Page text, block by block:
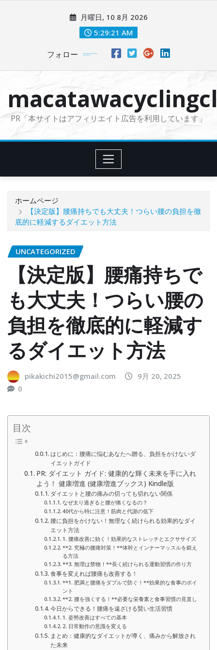
に
月曜日, 10 8月 2026
5:29:23 AM
フォロー
PR「本サイトはアフィリエイト広告を利用しています」
ホームページ
【決定版】腰痛持ちでも大丈夫！つらい腰の負担を徹
底的に軽減するダイエット方法
UNCATEGORIZED
【決定版】腰痛持ちで
も大丈夫！つらい腰の
負担を徹底的に軽減す
るダイエット方法
pikakichi2015@gmail.com
9月 20, 2025
0
目次
はじめに：腰痛に悩むあなたへ贈る、負担をかけないダ
イエットガイド
PR: ダイエット ガイド: 健康的な輝く未来を手に入れ
よう！ 健康増進 (健康増進ブックス) Kindle版
ダイエットと腰の痛みの切っても切れない関係
なぜ太り過ぎると腰が痛くなるの？
40代から特に注意！筋肉と代謝の低下
腰に負担をかけない！無理なく続けられる効果的なダイ
エット方法
1. 腰痛改善に効く！効果的なストレッチとエクササイズ
**2. 究極の腰痛対策！**体幹とインナーマッスルを鍛え
る方法
**3. 無理は禁物！**長く続けられる運動習慣の作り方
食事を変えれば腰痛も改善する！
**1. 肥満と腰痛をダブルで防ぐ！**効果的な食事のポイ
ント
**2. 腰を強くする！**必要な栄養素と食事習慣の見直し
今日からできる！腰痛を遠ざける賢い生活習慣
1. 姿勢改善はすべての基本
2. 日常動作の意識を変える
まとめ：健康的なダイエットが導く、痛みから解放され
た未来